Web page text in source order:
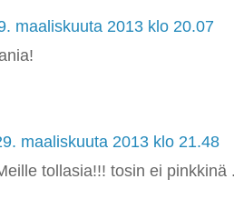
maaliskuuta 2013 klo 20.07
maaliskuuta 2013 klo 21.48
tollasia!!! tosin ei pinkkinä